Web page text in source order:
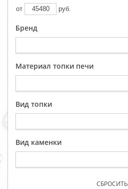
от руб.
Бренд
Материал топки печи
Вид топки
Вид каменки
СБРОСИТЬ